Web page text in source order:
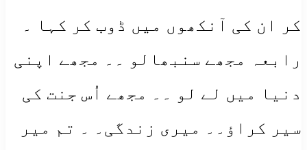
کر ان کی آنکھوں میں ڈوب کر کہا ۔
رابعہ مجھے سنبھالو ۔۔ مجھے اپنی
دنیا میں لے لو ۔۔ مجھے اُس جنت کی
سیر کراؤ۔۔ میری زندگی۔ ۔ تم میر